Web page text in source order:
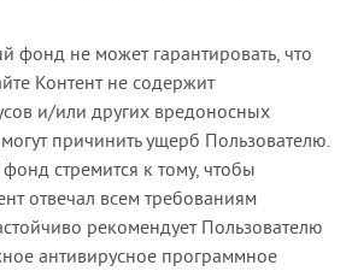
фонд не может гарантировать, что
Контент не содержит
и/или других вредоносных
причинить ущерб Пользователю.
стремится к тому, чтобы
отвечал всем требованиям
рекомендует Пользователю
антивирусное программное